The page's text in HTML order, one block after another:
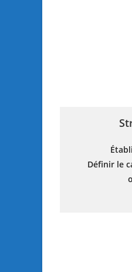
Définir le